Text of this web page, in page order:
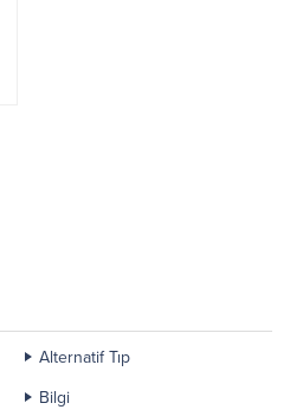
Alternatif Tıp
Bilgi